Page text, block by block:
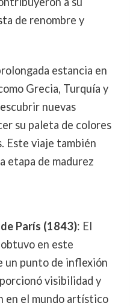
de renombre y
estancia en
Grecia, Turquía y
nuevas
su paleta de colores
Este viaje también
etapa de madurez
París (1843): El
en este
un punto de inflexión
visibilidad y
en el mundo artístico